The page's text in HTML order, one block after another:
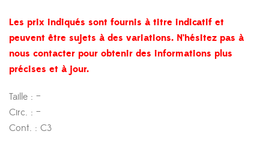
Les prix indiqués sont fournis à titre indicatif et
peuvent être sujets à des variations. N’hésitez pas à
nous contacter pour obtenir des informations plus
précises et à jour.
Taille : –
Circ. : –
Cont. : C3